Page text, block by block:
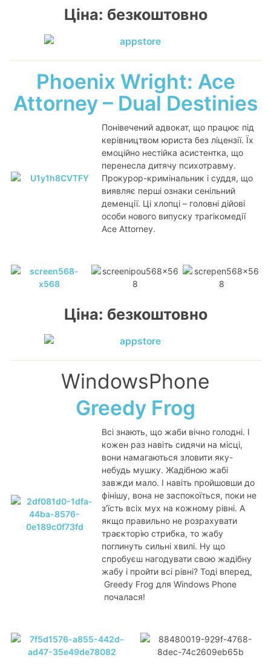
Ціна: безкоштовно
Phoenix Wright: Ace
Attorney – Dual Destinies
Понівечений адвокат, що працює під
керівництвом юриста без ліцензії. Їх
емоційно нестійка асистентка, що
перенесла дитячу психотравму.
Прокурор-кримінальник і суддя, що
виявляє перші ознаки сенільний
деменції. Ці хлопці – головні дійові
особи нового випуску трагікомедії
Ace Attorney.
Ціна: безкоштовно
WindowsPhone
Greedy Frog
Всі знають, що жаби вічно голодні. І
кожен раз навіть сидячи на місці,
вони намагаються зловити яку-
небудь мушку. Жадібною жабі
завжди мало. І навіть пройшовши до
фінішу, вона не заспокоїться, поки не
з’їсть всіх мух на кожному рівні. А
якщо правильно не розрахувати
траєкторію стрибка, то жабу
поглинуть сильні хвилі. Ну що
спробуєш нагодувати свою жадібну
жабу і пройти всі рівні? Тоді вперед,
Greedy Frog для Windows Phone
почалася!